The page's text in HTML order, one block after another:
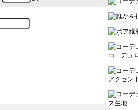
コーデュ
アクセン
ス生地